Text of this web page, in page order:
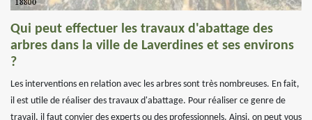
Qui peut effectuer les travaux d'abattage des
arbres dans la ville de Laverdines et ses environs
?
Les interventions en relation avec les arbres sont très nombreuses. En fait,
il est utile de réaliser des travaux d'abattage. Pour réaliser ce genre de
travail, il faut convier des experts ou des professionnels. Ainsi, on peut vous